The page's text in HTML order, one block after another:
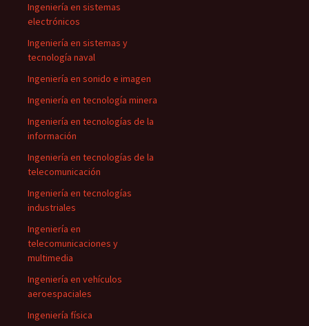
Ingeniería en sistemas
electrónicos
Ingeniería en sistemas y
tecnología naval
Ingeniería en sonido e imagen
Ingeniería en tecnología minera
Ingeniería en tecnologías de la
información
Ingeniería en tecnologías de la
telecomunicación
Ingeniería en tecnologías
industriales
Ingeniería en
telecomunicaciones y
multimedia
Ingeniería en vehículos
aeroespaciales
Ingeniería física